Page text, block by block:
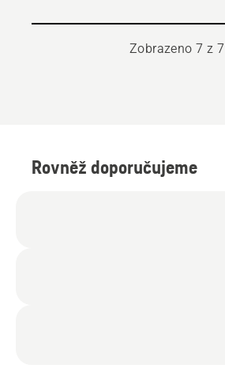
Zobrazeno 7 z 7
Rovněž doporučujeme